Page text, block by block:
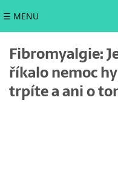
☰ MENU
Fibromyalgie:
říkalo nemoc
trpíte a ani o